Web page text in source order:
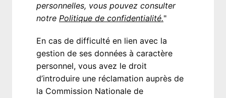
personnelles, vous pouvez consulter
notre Politique de confidentialité."
En cas de difficulté en lien avec la
gestion de ses données à caractère
personnel, vous avez le droit
d’introduire une réclamation auprès de
la Commission Nationale de